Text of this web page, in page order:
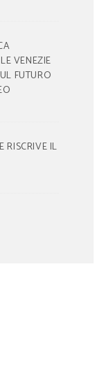
VENEZIE
FUTURO
RISCRIVE IL